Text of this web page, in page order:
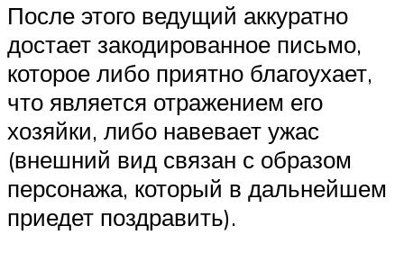
После этого ведущий аккуратно
достает закодированное письмо,
которое либо приятно благоухает,
что является отражением его
хозяйки, либо навевает ужас
(внешний вид связан с образом
персонажа, который в дальнейшем
приедет поздравить).